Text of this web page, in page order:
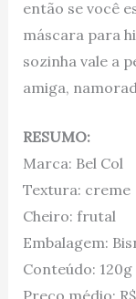
então se você
máscara para
sozinha vale a
amiga,
RESUMO:
Marca: Bel Col
Textura: creme
Cheiro: frutal
Embalagem:
Conteúdo: 120g